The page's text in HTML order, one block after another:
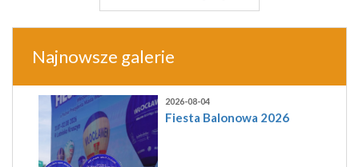
Najnowsze galerie
2026-08-04
Fiesta Balonowa 2026